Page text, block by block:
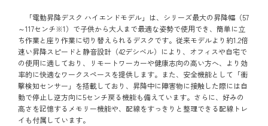
「電動昇降デスク ハイエンドモデル」は、シリーズ最大の昇降幅（57
～117センチ※1）で子供から大人まで最適な姿勢で使用でき、簡単に立
ち作業と座り作業に切り替えられるデスクです。従来モデルより約1.2倍
速い昇降スピードと静音設計（42デシベル）により、オフィスや自宅で
の使用に適しており、リモートワーカーや健康志向の高い方へ、より効
率的に快適なワークスペースを提供します。また、安全機能として「衝
撃検知センサー」を搭載しており、昇降中に障害物に接触した際には自
動で停止し逆方向に5センチ戻る機能も備えています。さらに、好みの
高さを記憶するメモリー機能や、配線をすっきりと整理できる配線トレ
イも付属しています。